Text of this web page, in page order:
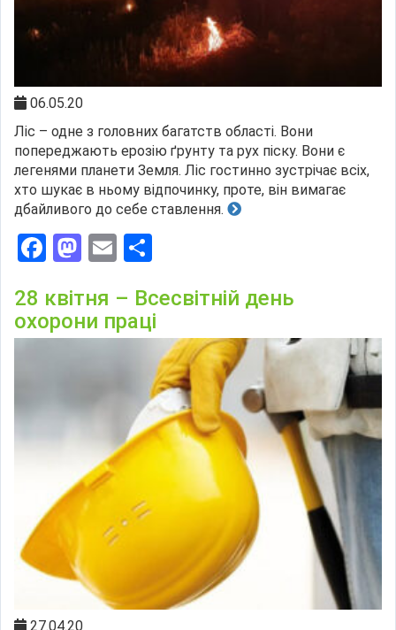
06.05.20
Ліс – одне з головних багатств області. Вони
попереджають ерозію ґрунту та рух піску. Вони є
легенями планети Земля. Ліс гостинно зустрічає всіх,
хто шукає в ньому відпочинку, проте, він вимагає
дбайливого до себе ставлення.
Facebook
Mastodon
Email
28 квітня – Всесвітній день
охорони праці
27.04.20